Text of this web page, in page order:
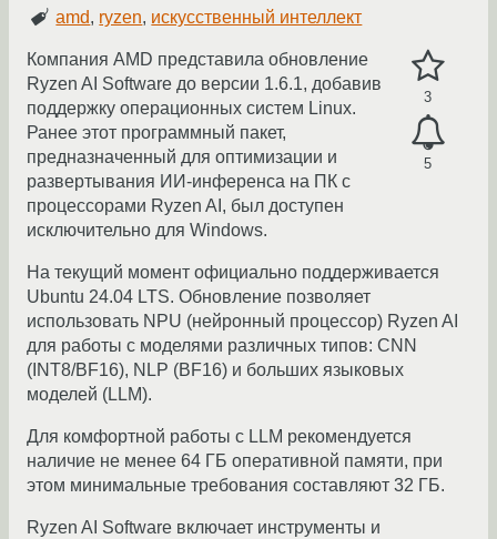
amd, ryzen, искусственный интеллект
3
5
Компания AMD представила обновление
Ryzen AI Software до версии 1.6.1, добавив
поддержку операционных систем Linux.
Ранее этот программный пакет,
предназначенный для оптимизации и
развертывания ИИ-инференса на ПК с
процессорами Ryzen AI, был доступен
исключительно для Windows.
На текущий момент официально поддерживается
Ubuntu 24.04 LTS. Обновление позволяет
использовать NPU (нейронный процессор) Ryzen AI
для работы с моделями различных типов: CNN
(INT8/BF16), NLP (BF16) и больших языковых
моделей (LLM).
Для комфортной работы с LLM рекомендуется
наличие не менее 64 ГБ оперативной памяти, при
этом минимальные требования составляют 32 ГБ.
Ryzen AI Software включает инструменты и